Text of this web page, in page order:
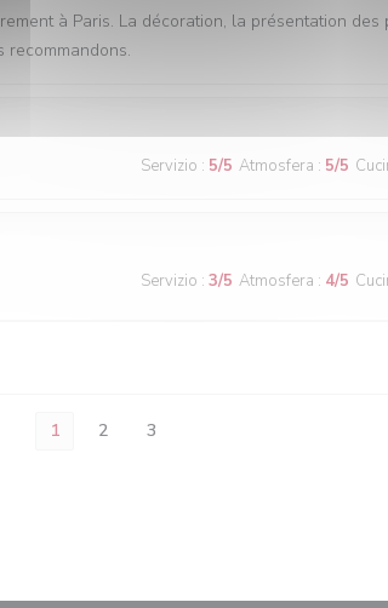
à Paris. La décoration, la présentation des
Servizio : 5/5 Atmosfera : 5/5
Servizio : 3/5 Atmosfera : 4/5
1 2 3